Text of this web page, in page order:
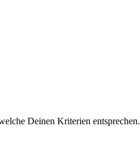
Deinen Kriterien entsprechen.